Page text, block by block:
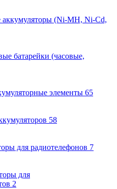
(Ni-MH, Ni-Cd,
батарейки (часовые,
элементы 65
58
для радиотелефонов 7
для
2